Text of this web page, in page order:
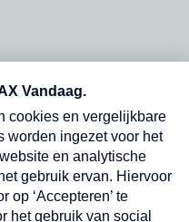
dinsdagochtend in
Verzend